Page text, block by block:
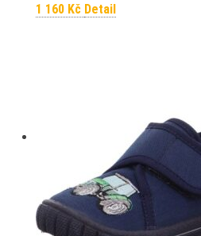
1 160 Kč Detail